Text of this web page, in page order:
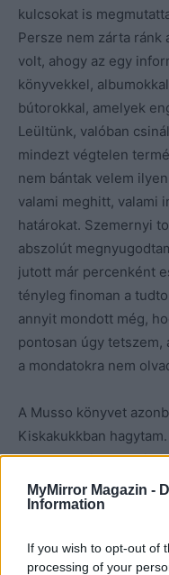
MyMirror Magazin -
Information
If you wish to opt-out of
processing of your
kulcsokat is
Persze nem zárta ránk
volt, ahogy az egy
könyvekkel,
bútorokkal, amelyek
Leültünk, valóban
mindezt végtelen
nem bántak velem
valami meghitt, valami
határokat. Szemernyi
abszolút
jutott már percenként
tényleg finoman a
annyit mondott még,
pontosan úgy tetszem,
a mondatokra nem
A Musso könyvet
Kiskakukkban
elhozza majd. Ezen is
minden, csókolózni
masszíroz, de én
és különben is.